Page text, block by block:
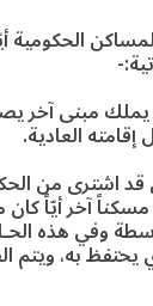
الحكومية
يملك مبنى آخر
العادية.
قد اشترى من
آخر أيّاً
وفي هذه
يحتفظ به، ويتم